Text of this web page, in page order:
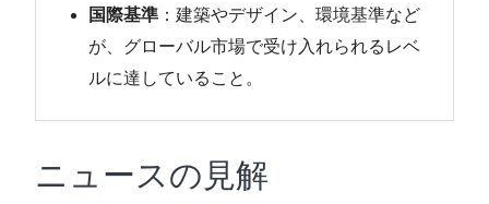
国際基準 ：建築やデザイン、環境基準など
が、グローバル市場で受け入れられるレベ
ルに達していること。
ニュースの見解